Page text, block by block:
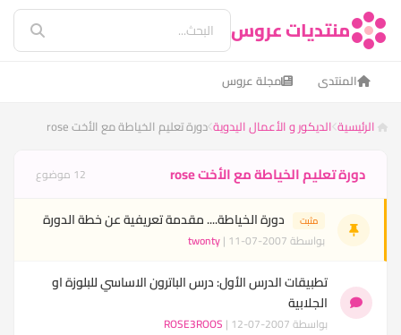
منتديات عروس
المنتدى مجلة عروس
الرئيسية الديكور و الأعمال اليدوية دورة تعليم الخياطة مع الأخت rose
دورة تعليم الخياطة مع الأخت rose 12 موضوع
مثبت دورة الخياطة.... مقدمة تعريفية عن خطة الدورة
بواسطة twonty| 11-07-2007
تطبيقات الدرس الأول: درس الباترون الاساسي للبلوزة او
الجلابية
بواسطة ROSE3ROOS | 12-07-2007